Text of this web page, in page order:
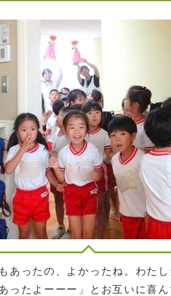
あったの、よかったね。わた
ったよーーー」とお互いに喜